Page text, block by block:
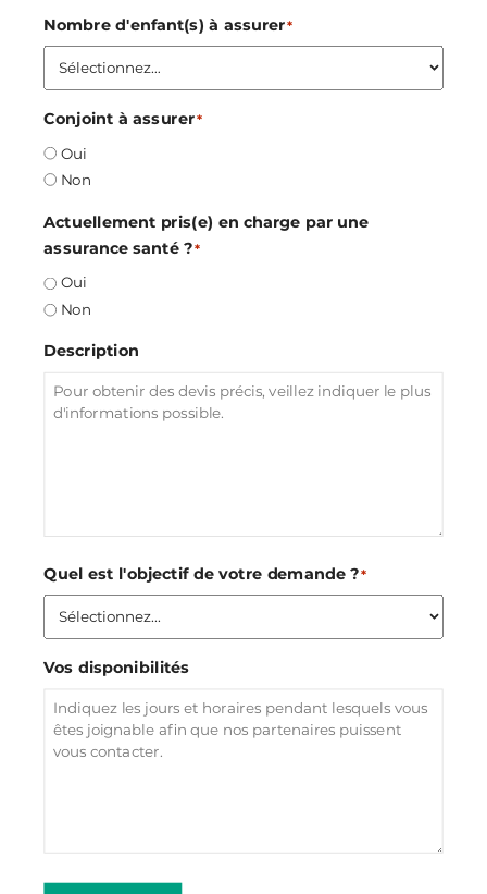
Nombre d'enfant(s) à assurer*
Conjoint à assurer*
Oui
Non
Actuellement pris(e) en charge par une
assurance santé ?*
Oui
Non
Description
Quel est l'objectif de votre demande ?*
Vos disponibilités